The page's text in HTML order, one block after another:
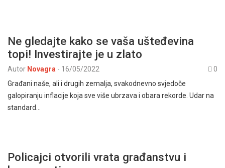
Ne gledajte kako se vaša ušteđevina
topi! Investirajte je u zlato
Autor Novagra - 16/05/2022
0
Građani naše, ali i drugih zemalja, svakodnevno svjedoče
galopiranju inflacije koja sve više ubrzava i obara rekorde. Udar na
standard…
Policajci otvorili vrata građanstvu i